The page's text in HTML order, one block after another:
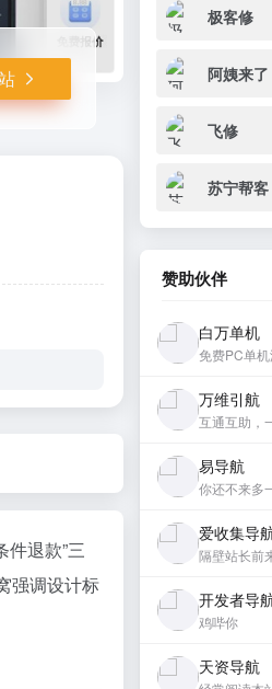
退款”三
强调设计标
极客修
阿姨来了
飞修
苏宁帮客
赞助伙伴
白万单机
免费PC单
万维引航
易导航
你还不来多
爱收集导
开发者导
鸡哔你
天资导航